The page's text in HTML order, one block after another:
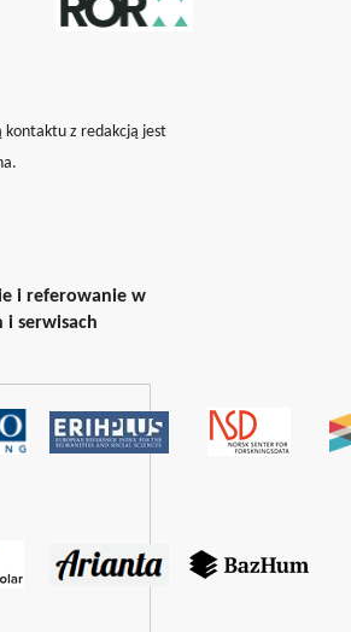
kontaktu z redakcją jest
i referowanie w
i serwisach